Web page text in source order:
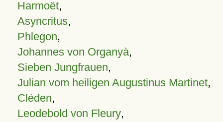
Harmoët,
Asyncritus,
Phlegon,
Johannes von Organyà,
Sieben Jungfrauen,
Julian vom heiligen Augustinus Martinet,
Cléden,
Leodebold von Fleury,